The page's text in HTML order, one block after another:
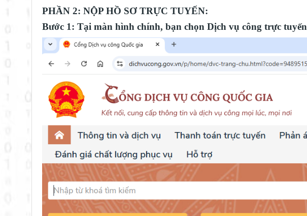
PHẦN 2: NỘP HỒ SƠ TRỰC TUYẾN:
Bước 1: Tại màn hình chính, bạn chọn Dịch vụ công trực tuyến